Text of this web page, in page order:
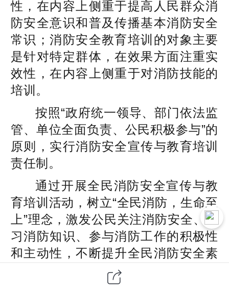
性，在内容上侧重于提高人民群众消
防安全意识和普及传播基本消防安全
常识；消防安全教育培训的对象主要
是针对特定群体，在效果方面注重实
效性，在内容上侧重于对消防技能的
培训。
按照“政府统一领导、部门依法监
管、单位全面负责、公民积极参与”的
原则，实行消防安全宣传与教育培训
责任制。
通过开展全民消防安全宣传与教
育培训活动，树立“全民消防，生命至
上”理念，激发公民关注消防安全、学
习消防知识、参与消防工作的积极性
和主动性，不断提升全民消防安全素
质，夯实公共消防安全基础，减少火
灾危害，为实现国民经济和社会发展